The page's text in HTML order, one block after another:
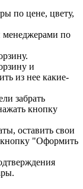
по цене, цвету,
менеджерами по
и
из нее какие-
забрать
кнопку
оставить свои
кнопку "Оформить